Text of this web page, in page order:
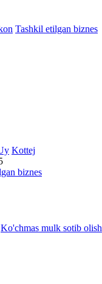
Tashkil etilgan biznes
Kottej
biznes
Ko'chmas mulk sotib olish